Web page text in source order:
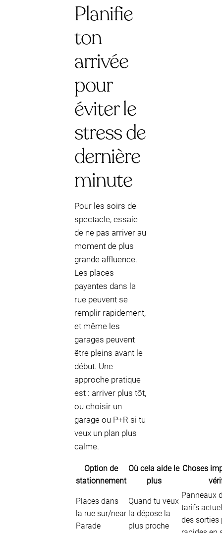
Planifie
ton
arrivée
pour
éviter le
stress de
dernière
minute
Pour les soirs de
spectacle, essaie
de ne pas arriver au
moment de plus
grande affluence.
Les places
payantes dans la
rue peuvent se
remplir rapidement,
et même les
garages peuvent
être pleins avant le
début. Une
approche pratique
est : arriver plus tôt,
ou choisir un
garage ou P+R si tu
veux un plan plus
calme.
Option de
stationnement
Où cela aide le
plus
Choses
Places dans
la rue sur/near
Parade
Quand tu veux
la dépose la
plus proche
Panneaux
tarifs
des sorties